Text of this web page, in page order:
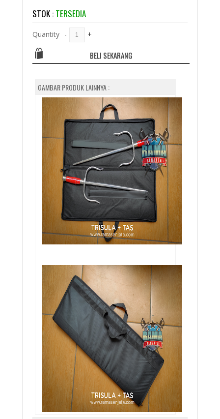
STOK : TERSEDIA
Quantity - +
BELI SEKARANG
GAMBAR PRODUK LAINNYA :